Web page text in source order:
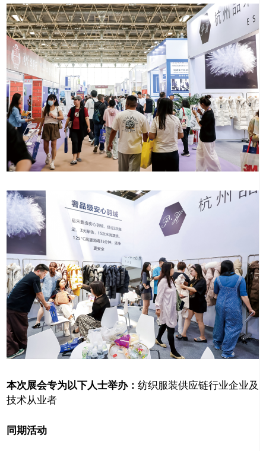
本次展会专为以下人士举办： 纺织服装供应链行业企业及
技术从业者
同期活动